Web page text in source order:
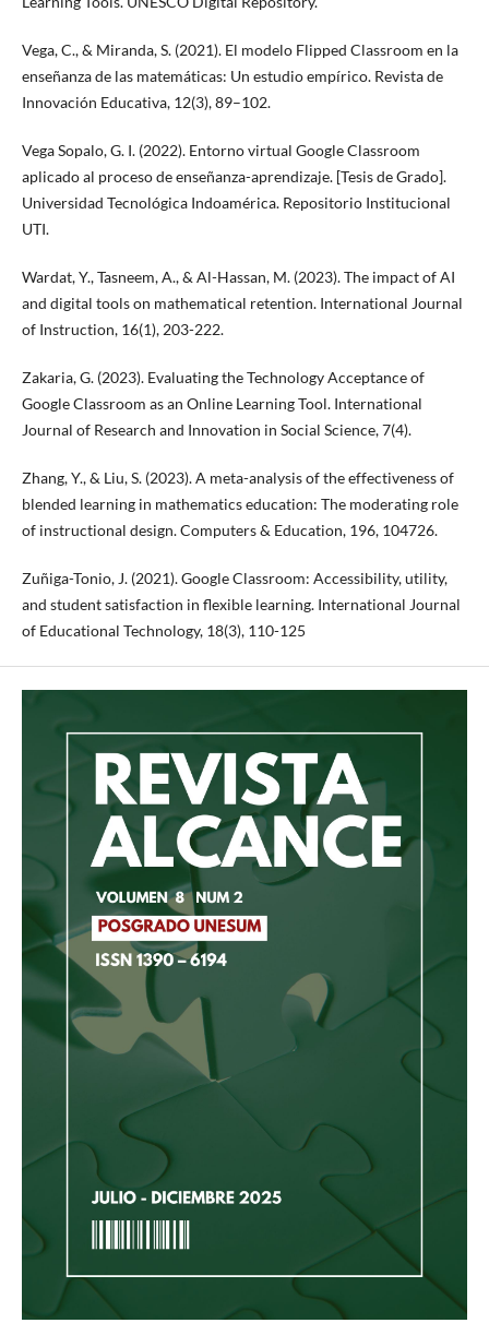
Vega, C., & Miranda, S. (2021). El modelo Flipped Classroom en la
enseñanza de las matemáticas: Un estudio empírico. Revista de
Innovación Educativa, 12(3), 89–102.
Vega Sopalo, G. I. (2022). Entorno virtual Google Classroom
aplicado al proceso de enseñanza-aprendizaje. [Tesis de Grado].
Universidad Tecnológica Indoamérica. Repositorio Institucional
UTI.
Wardat, Y., Tasneem, A., & Al-Hassan, M. (2023). The impact of AI
and digital tools on mathematical retention. International Journal
of Instruction, 16(1), 203-222.
Zakaria, G. (2023). Evaluating the Technology Acceptance of
Google Classroom as an Online Learning Tool. International
Journal of Research and Innovation in Social Science, 7(4).
Zhang, Y., & Liu, S. (2023). A meta-analysis of the effectiveness of
blended learning in mathematics education: The moderating role
of instructional design. Computers & Education, 196, 104726.
Zuñiga-Tonio, J. (2021). Google Classroom: Accessibility, utility,
and student satisfaction in flexible learning. International Journal
of Educational Technology, 18(3), 110-125